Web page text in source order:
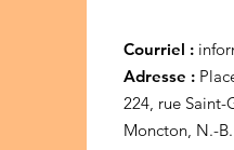
Courriel :
Adresse :
224, rue Saint-
Moncton, N.-